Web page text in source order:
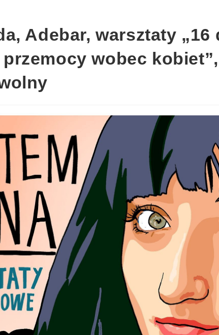
Adebar, warsztaty „16
wobec